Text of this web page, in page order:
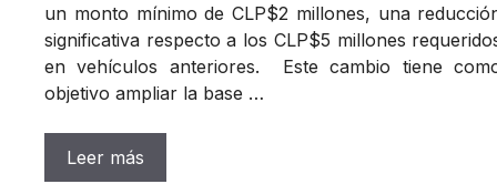
un monto mínimo de CLP$2 millones, una
significativa respecto a los CLP$5 millones
en vehículos anteriores. Este cambio tiene
objetivo ampliar la base …
Leer más